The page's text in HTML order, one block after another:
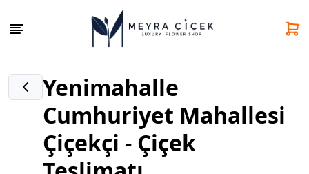
Yenimahalle
Cumhuriyet Mahallesi
Çiçekçi - Çiçek